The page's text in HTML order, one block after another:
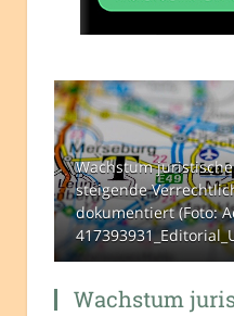
Wachstum
steigende
dokumentiert (Foto:
Wachstum